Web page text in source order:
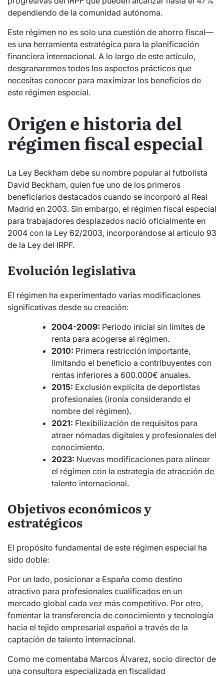
dependiendo de la comunidad autónoma.
Este régimen no es solo una cuestión de ahorro fiscal—
es una herramienta estratégica para la planificación
financiera internacional. A lo largo de este artículo,
desgranaremos todos los aspectos prácticos que
necesitas conocer para maximizar los beneficios de
este régimen especial.
Origen e historia del
régimen fiscal especial
La Ley Beckham debe su nombre popular al futbolista
David Beckham, quien fue uno de los primeros
beneficiarios destacados cuando se incorporó al Real
Madrid en 2003. Sin embargo, el régimen fiscal especial
para trabajadores desplazados nació oficialmente en
2004 con la Ley 62/2003, incorporándose al artículo 93
de la Ley del IRPF.
Evolución legislativa
El régimen ha experimentado varias modificaciones
significativas desde su creación:
2004-2009: Periodo inicial sin límites de
renta para acogerse al régimen.
2010: Primera restricción importante,
limitando el beneficio a contribuyentes con
rentas inferiores a 600.000€ anuales.
2015: Exclusión explícita de deportistas
profesionales (ironía considerando el
nombre del régimen).
2021: Flexibilización de requisitos para
atraer nómadas digitales y profesionales del
conocimiento.
2023: Nuevas modificaciones para alinear
el régimen con la estrategia de atracción de
talento internacional.
Objetivos económicos y
estratégicos
El propósito fundamental de este régimen especial ha
sido doble:
Por un lado, posicionar a España como destino
atractivo para profesionales cualificados en un
mercado global cada vez más competitivo. Por otro,
fomentar la transferencia de conocimiento y tecnología
hacia el tejido empresarial español a través de la
captación de talento internacional.
Como me comentaba Marcos Álvarez, socio director de
una consultora especializada en fiscalidad